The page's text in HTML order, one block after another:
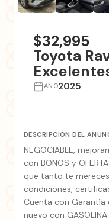
$32,995
Toyota
ANO2025
DESCRIPCIÓN DEL
NEGOCIABLE,
con BONOS y
que tanto te
condiciones,
Cuenta con Garantía
nuevo con